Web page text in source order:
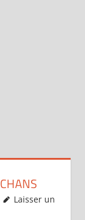
Laisser un